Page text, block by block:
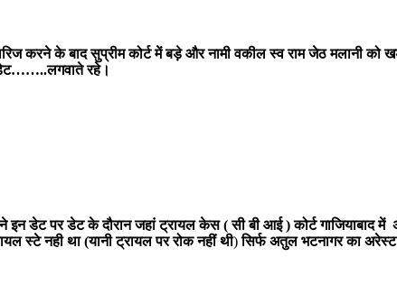
करने के बाद सुप्रीम कोर्ट में बड़े और नामी वकील स्व राम जेठ मलानी
रहे।
ने इन डेट पर डेट के दौरान जहां ट्रायल केस ( सी बी आई ) कोर्ट गाजियाबाद
स्टे नही था (यानी ट्रायल पर रोक नहीं थी)सिर्फ अतुल भटनागर का अरेस्ट